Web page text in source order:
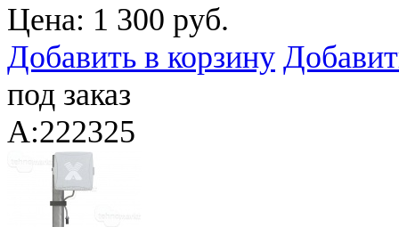
Цена: 1 300 руб.
Добавить в корзину
под заказ
A:222325